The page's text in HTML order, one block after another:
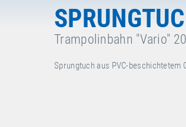
Trampolinbahn "Vario"
Sprungtuch aus PVC-beschichtetem